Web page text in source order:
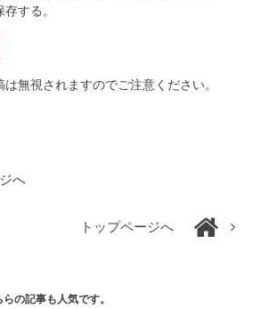
する。
無視されますのでご注意ください。
へ
トップページへ
らの記事も人気です。